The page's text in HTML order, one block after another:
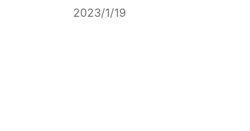
2023/1/19